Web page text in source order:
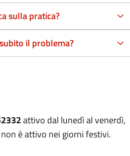
sulla pratica?
il problema?
attivo dal lunedì al venerdì,
è attivo nei giorni festivi.